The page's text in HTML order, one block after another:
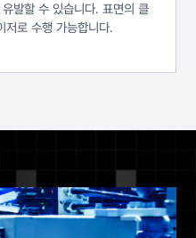
발할 수 있습니다. 표면의 클
저로 수행 가능합니다.